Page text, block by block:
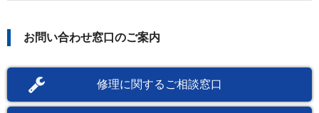
お問い合わせ窓口のご案内
修理に関するご相談窓口